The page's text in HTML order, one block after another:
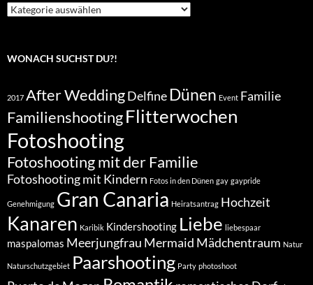
Beiträge
in
WONACH SUCHST DU?!
2017 After WeddingDelfine Dünen Event Familie
FamilienshootingFlitterwochen
Fotoshooting
Fotoshooting mit der Familie
Fotoshooting mit Kindern Fotos in den Dünen gay gaypride
Genehmigung Gran Canaria Heiratsantrag Hochzeit
Kanaren Karibik Kindershooting Liebe liebespaar
maspalomas Meerjungfrau Mermaid Mädchentraum Natur
Naturschutzgebiet Paarshooting Party photoshoot